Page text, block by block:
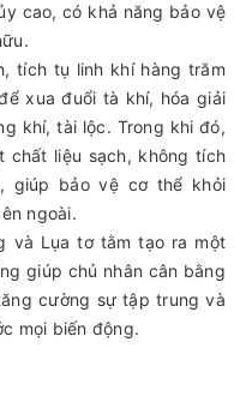
cao, có khả năng bảo vệ
tích tụ linh khí hàng trăm
xua đuổi tà khí, hóa giải
khí, tài lộc. Trong khi đó,
chất liệu sạch, không tích
giúp bảo vệ cơ thể khỏi
ngoài.
và Lụa tơ tằm tạo ra một
giúp chủ nhân cân bằng
cường sự tập trung và
mọi biến động.